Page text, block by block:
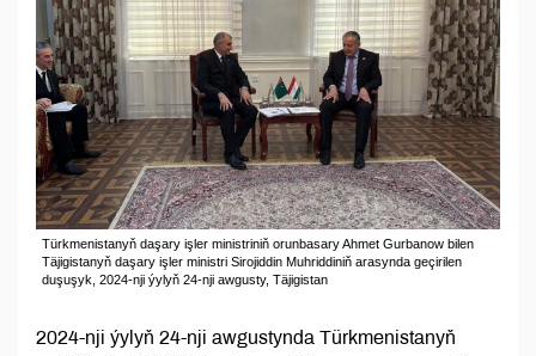
Türkmenistanyň daşary işler ministriniň orunbasary Ahmet Gurbanow bilen
Täjigistanyň daşary işler ministri Sirojiddin Muhriddiniň arasynda geçirilen
duşuşyk, 2024-nji ýylyň 24-nji awgusty, Täjigistan
2024-nji ýylyň 24-nji awgustynda Türkmenistanyň